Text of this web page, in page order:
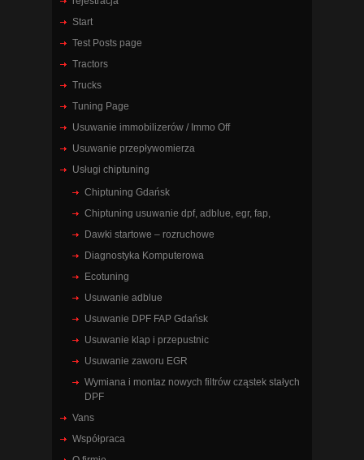
Start
Test Posts page
Tractors
Trucks
Tuning Page
Usuwanie immobilizerów / Immo Off
Usuwanie przepływomierza
Usługi chiptuning
Chiptuning Gdańsk
Chiptuning usuwanie dpf, adblue, egr, fap,
Dawki startowe – rozruchowe
Diagnostyka Komputerowa
Ecotuning
Usuwanie adblue
Usuwanie DPF FAP Gdańsk
Usuwanie klap i przepustnic
Usuwanie zaworu EGR
Wymiana i montaz nowych filtrów cząstek stałych
DPF
Vans
Współpraca